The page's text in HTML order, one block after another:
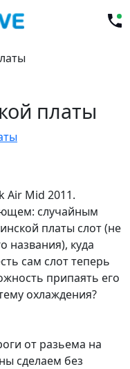
платы
Air Mid 2011.
случайным
платы слот (не
названия), куда
сам слот теперь
припаять его
охлаждения?
от разьема на
сделаем без